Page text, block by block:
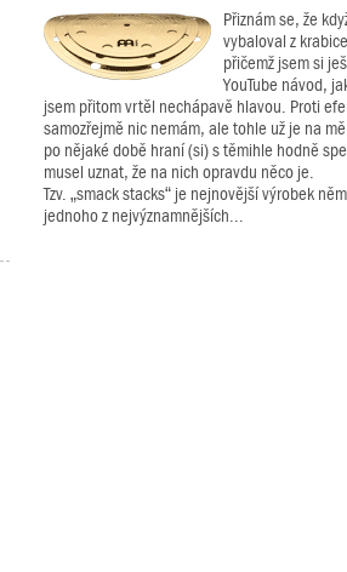
Přiznám se, že
vybaloval z
přičemž jsem si
YouTube návod,
jsem přitom vrtěl nechápavě hlavou. Proti
samozřejmě nic nemám, ale tohle už je na
po nějaké době hraní (si) s těmihle hodně
musel uznat, že na nich opravdu něco je.
Tzv. „smack stacks“ je nejnovější výrobek
jednoho z nejvýznamnějších...